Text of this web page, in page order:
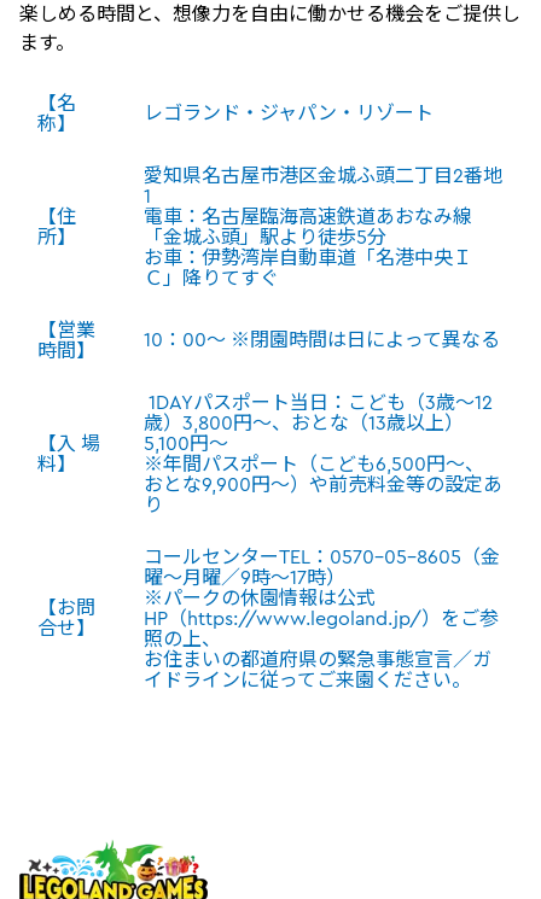
楽しめる時間と、想像力を自由に働かせる機会をご提供し
ます。
【名
称】
レゴランド・ジャパン・リゾート
【住
所】
愛知県名古屋市港区金城ふ頭二丁目2番地
1
電車：名古屋臨海高速鉄道あおなみ線
「金城ふ頭」駅より徒歩5分
お車：伊勢湾岸自動車道「名港中央Ｉ
Ｃ」降りてすぐ
【営業
時間】
10：00～ ※閉園時間は日によって異なる
【入 場
料】
1DAYパスポート当日：こども（3歳～12
歳）3,800円～、おとな（13歳以上）
5,100円～
※年間パスポート（こども6,500円～、
おとな9,900円～）や前売料金等の設定あ
り
【お問
合せ】
コールセンターTEL：0570-05-8605（金
曜～月曜／9時～17時）
※パークの休園情報は公式
HP（https://www.legoland.jp/）をご参
照の上、
お住まいの都道府県の緊急事態宣言／ガ
イドラインに従ってご来園ください。